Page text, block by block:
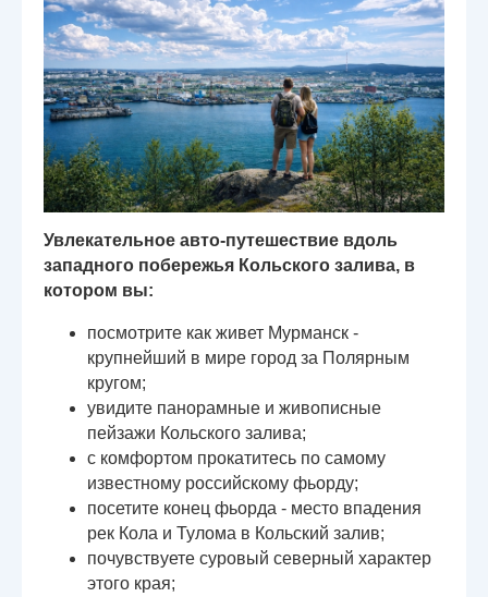
Увлекательное авто-путешествие вдоль
западного побережья Кольского залива, в
котором вы:
посмотрите как живет Мурманск -
крупнейший в мире город за Полярным
кругом;
увидите панорамные и живописные
пейзажи Кольского залива;
с комфортом прокатитесь по самому
известному российскому фьорду;
посетите конец фьорда - место впадения
рек Кола и Тулома в Кольский залив;
почувствуете суровый северный характер
этого края;